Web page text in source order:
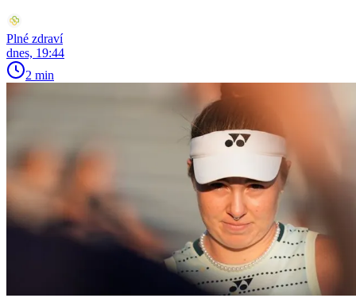
Plné zdraví
dnes, 19:44
2 min